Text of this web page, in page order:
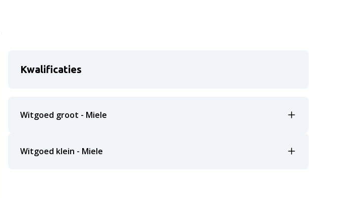
Kwalificaties
Witgoed groot - Miele
Witgoed klein - Miele